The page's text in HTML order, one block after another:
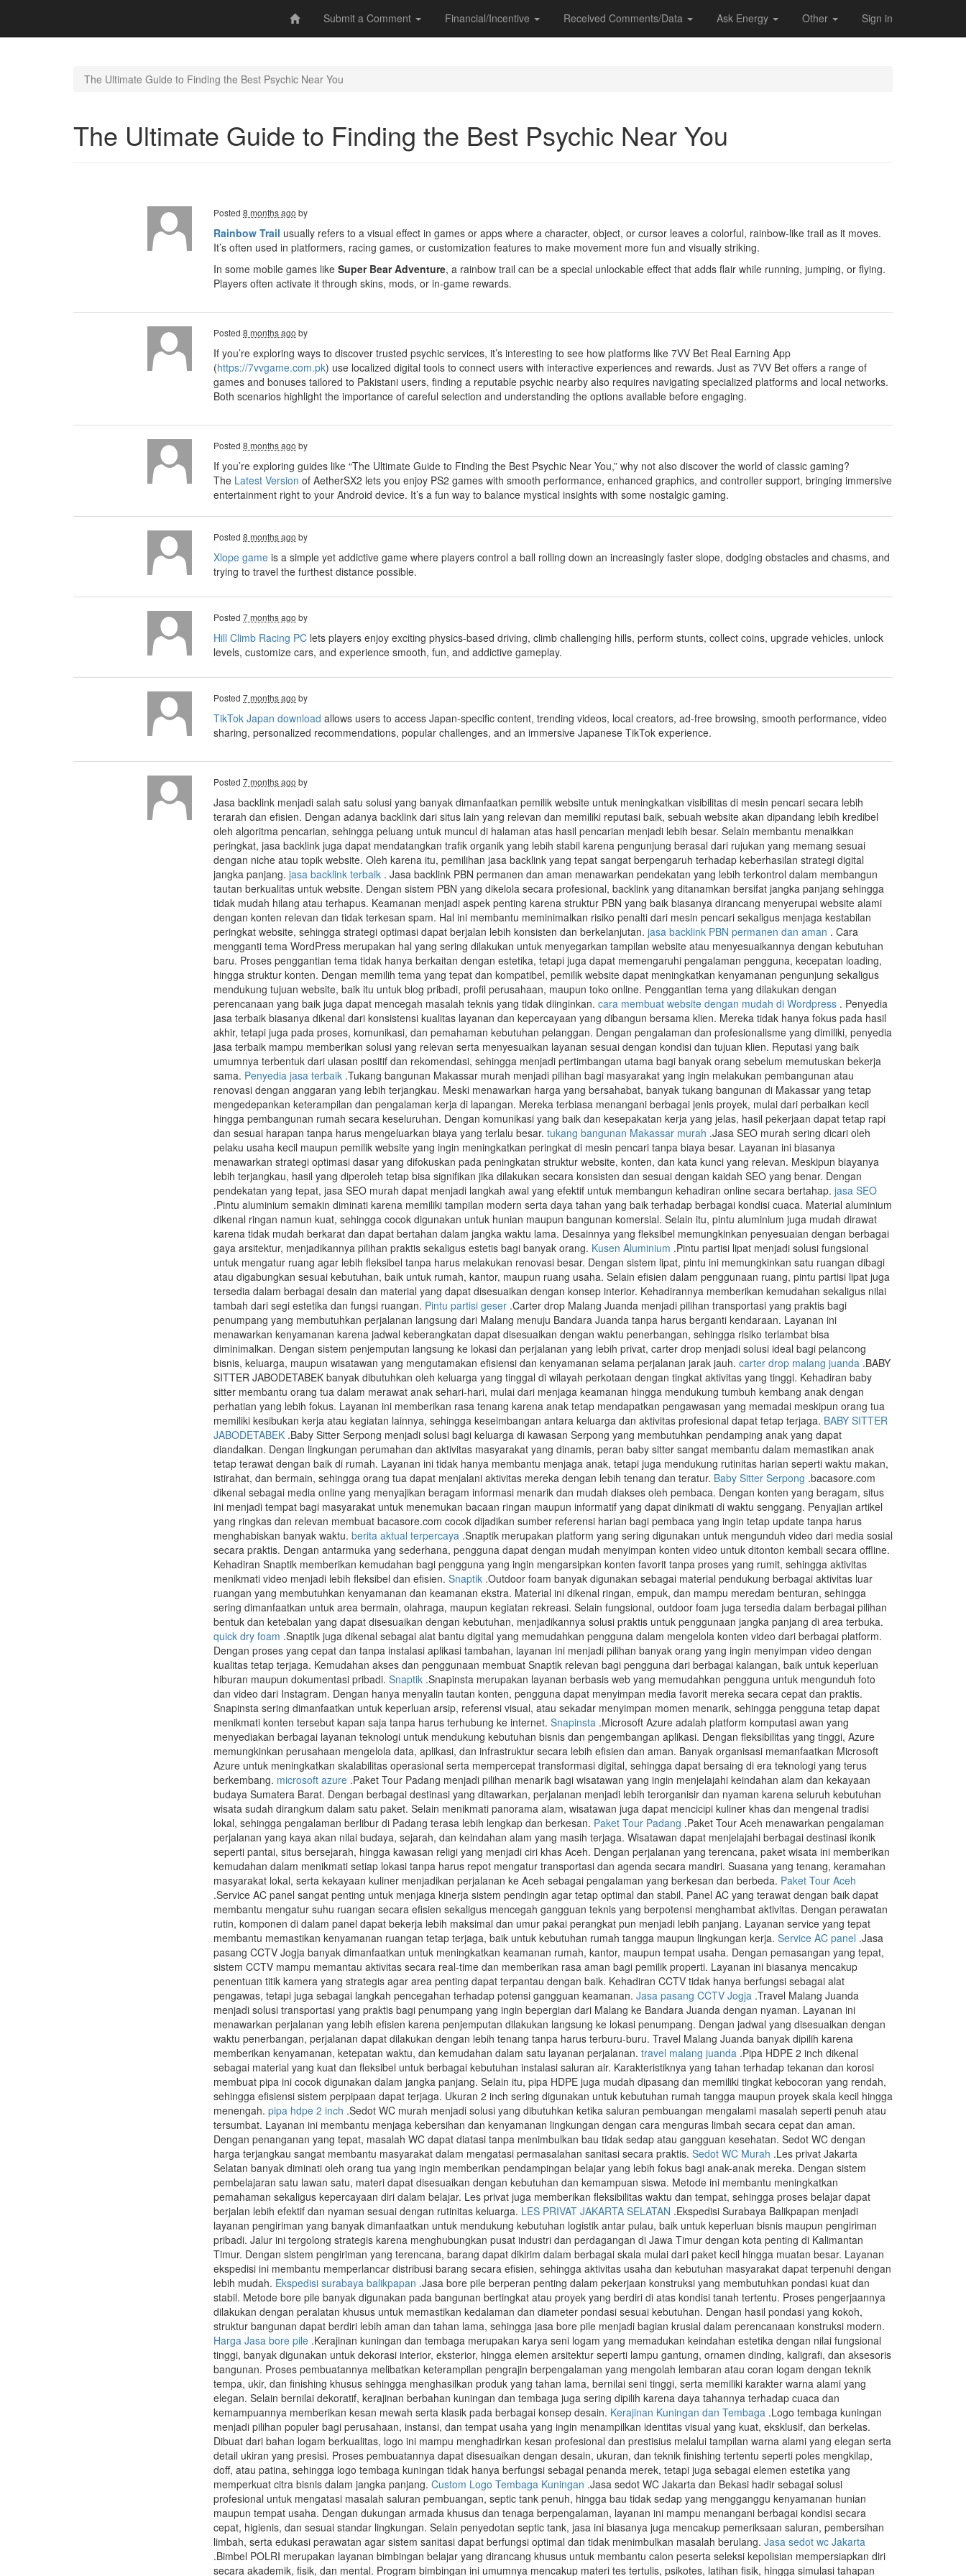
Submit a Comment Financial/Incentive Received Comments/Data Ask Energy Other Sign in
The Ultimate Guide to Finding the Best Psychic Near You
The Ultimate Guide to Finding the Best Psychic Near You
Posted 8 months ago by
Rainbow Trail usually refers to a visual effect in games or apps where a character, object, or cursor leaves a colorful, rainbow-like trail as it moves.
It’s often used in platformers, racing games, or customization features to make movement more fun and visually striking.
In some mobile games like Super Bear Adventure, a rainbow trail can be a special unlockable effect that adds flair while running, jumping, or flying.
Players often activate it through skins, mods, or in-game rewards.
Posted 8 months ago by
If you’re exploring ways to discover trusted psychic services, it’s interesting to see how platforms like 7VV Bet Real Earning App
(https://7vvgame.com.pk) use localized digital tools to connect users with interactive experiences and rewards. Just as 7VV Bet offers a range of
games and bonuses tailored to Pakistani users, finding a reputable psychic nearby also requires navigating specialized platforms and local networks.
Both scenarios highlight the importance of careful selection and understanding the options available before engaging.
Posted 8 months ago by
If you’re exploring guides like “The Ultimate Guide to Finding the Best Psychic Near You,” why not also discover the world of classic gaming?
The Latest Version of AetherSX2 lets you enjoy PS2 games with smooth performance, enhanced graphics, and controller support, bringing immersive
entertainment right to your Android device. It’s a fun way to balance mystical insights with some nostalgic gaming.
Posted 8 months ago by
Xlope game is a simple yet addictive game where players control a ball rolling down an increasingly faster slope, dodging obstacles and chasms, and
trying to travel the furthest distance possible.
Posted 7 months ago by
Hill Climb Racing PC lets players enjoy exciting physics-based driving, climb challenging hills, perform stunts, collect coins, upgrade vehicles, unlock
levels, customize cars, and experience smooth, fun, and addictive gameplay.
Posted 7 months ago by
TikTok Japan download allows users to access Japan-specific content, trending videos, local creators, ad-free browsing, smooth performance, video
sharing, personalized recommendations, popular challenges, and an immersive Japanese TikTok experience.
Posted 7 months ago by
Jasa backlink menjadi salah satu solusi yang banyak dimanfaatkan pemilik website untuk meningkatkan visibilitas di mesin pencari secara lebih
terarah dan efisien. Dengan adanya backlink dari situs lain yang relevan dan memiliki reputasi baik, sebuah website akan dipandang lebih kredibel
oleh algoritma pencarian, sehingga peluang untuk muncul di halaman atas hasil pencarian menjadi lebih besar. Selain membantu menaikkan
peringkat, jasa backlink juga dapat mendatangkan trafik organik yang lebih stabil karena pengunjung berasal dari rujukan yang memang sesuai
dengan niche atau topik website. Oleh karena itu, pemilihan jasa backlink yang tepat sangat berpengaruh terhadap keberhasilan strategi digital
jangka panjang. jasa backlink terbaik . Jasa backlink PBN permanen dan aman menawarkan pendekatan yang lebih terkontrol dalam membangun
tautan berkualitas untuk website. Dengan sistem PBN yang dikelola secara profesional, backlink yang ditanamkan bersifat jangka panjang sehingga
tidak mudah hilang atau terhapus. Keamanan menjadi aspek penting karena struktur PBN yang baik biasanya dirancang menyerupai website alami
dengan konten relevan dan tidak terkesan spam. Hal ini membantu meminimalkan risiko penalti dari mesin pencari sekaligus menjaga kestabilan
peringkat website, sehingga strategi optimasi dapat berjalan lebih konsisten dan berkelanjutan. jasa backlink PBN permanen dan aman . Cara
mengganti tema WordPress merupakan hal yang sering dilakukan untuk menyegarkan tampilan website atau menyesuaikannya dengan kebutuhan
baru. Proses penggantian tema tidak hanya berkaitan dengan estetika, tetapi juga dapat memengaruhi pengalaman pengguna, kecepatan loading,
hingga struktur konten. Dengan memilih tema yang tepat dan kompatibel, pemilik website dapat meningkatkan kenyamanan pengunjung sekaligus
mendukung tujuan website, baik itu untuk blog pribadi, profil perusahaan, maupun toko online. Penggantian tema yang dilakukan dengan
perencanaan yang baik juga dapat mencegah masalah teknis yang tidak diinginkan. cara membuat website dengan mudah di Wordpress . Penyedia
jasa terbaik biasanya dikenal dari konsistensi kualitas layanan dan kepercayaan yang dibangun bersama klien. Mereka tidak hanya fokus pada hasil
akhir, tetapi juga pada proses, komunikasi, dan pemahaman kebutuhan pelanggan. Dengan pengalaman dan profesionalisme yang dimiliki, penyedia
jasa terbaik mampu memberikan solusi yang relevan serta menyesuaikan layanan sesuai dengan kondisi dan tujuan klien. Reputasi yang baik
umumnya terbentuk dari ulasan positif dan rekomendasi, sehingga menjadi pertimbangan utama bagi banyak orang sebelum memutuskan bekerja
sama. Penyedia jasa terbaik .Tukang bangunan Makassar murah menjadi pilihan bagi masyarakat yang ingin melakukan pembangunan atau
renovasi dengan anggaran yang lebih terjangkau. Meski menawarkan harga yang bersahabat, banyak tukang bangunan di Makassar yang tetap
mengedepankan keterampilan dan pengalaman kerja di lapangan. Mereka terbiasa menangani berbagai jenis proyek, mulai dari perbaikan kecil
hingga pembangunan rumah secara keseluruhan. Dengan komunikasi yang baik dan kesepakatan kerja yang jelas, hasil pekerjaan dapat tetap rapi
dan sesuai harapan tanpa harus mengeluarkan biaya yang terlalu besar. tukang bangunan Makassar murah .Jasa SEO murah sering dicari oleh
pelaku usaha kecil maupun pemilik website yang ingin meningkatkan peringkat di mesin pencari tanpa biaya besar. Layanan ini biasanya
menawarkan strategi optimasi dasar yang difokuskan pada peningkatan struktur website, konten, dan kata kunci yang relevan. Meskipun biayanya
lebih terjangkau, hasil yang diperoleh tetap bisa signifikan jika dilakukan secara konsisten dan sesuai dengan kaidah SEO yang benar. Dengan
pendekatan yang tepat, jasa SEO murah dapat menjadi langkah awal yang efektif untuk membangun kehadiran online secara bertahap. jasa SEO
.Pintu aluminium semakin diminati karena memiliki tampilan modern serta daya tahan yang baik terhadap berbagai kondisi cuaca. Material aluminium
dikenal ringan namun kuat, sehingga cocok digunakan untuk hunian maupun bangunan komersial. Selain itu, pintu aluminium juga mudah dirawat
karena tidak mudah berkarat dan dapat bertahan dalam jangka waktu lama. Desainnya yang fleksibel memungkinkan penyesuaian dengan berbagai
gaya arsitektur, menjadikannya pilihan praktis sekaligus estetis bagi banyak orang. Kusen Aluminium .Pintu partisi lipat menjadi solusi fungsional
untuk mengatur ruang agar lebih fleksibel tanpa harus melakukan renovasi besar. Dengan sistem lipat, pintu ini memungkinkan satu ruangan dibagi
atau digabungkan sesuai kebutuhan, baik untuk rumah, kantor, maupun ruang usaha. Selain efisien dalam penggunaan ruang, pintu partisi lipat juga
tersedia dalam berbagai desain dan material yang dapat disesuaikan dengan konsep interior. Kehadirannya memberikan kemudahan sekaligus nilai
tambah dari segi estetika dan fungsi ruangan. Pintu partisi geser .Carter drop Malang Juanda menjadi pilihan transportasi yang praktis bagi
penumpang yang membutuhkan perjalanan langsung dari Malang menuju Bandara Juanda tanpa harus berganti kendaraan. Layanan ini
menawarkan kenyamanan karena jadwal keberangkatan dapat disesuaikan dengan waktu penerbangan, sehingga risiko terlambat bisa
diminimalkan. Dengan sistem penjemputan langsung ke lokasi dan perjalanan yang lebih privat, carter drop menjadi solusi ideal bagi pelancong
bisnis, keluarga, maupun wisatawan yang mengutamakan efisiensi dan kenyamanan selama perjalanan jarak jauh. carter drop malang juanda .BABY
SITTER JABODETABEK banyak dibutuhkan oleh keluarga yang tinggal di wilayah perkotaan dengan tingkat aktivitas yang tinggi. Kehadiran baby
sitter membantu orang tua dalam merawat anak sehari-hari, mulai dari menjaga keamanan hingga mendukung tumbuh kembang anak dengan
perhatian yang lebih fokus. Layanan ini memberikan rasa tenang karena anak tetap mendapatkan pengawasan yang memadai meskipun orang tua
memiliki kesibukan kerja atau kegiatan lainnya, sehingga keseimbangan antara keluarga dan aktivitas profesional dapat tetap terjaga. BABY SITTER
JABODETABEK .Baby Sitter Serpong menjadi solusi bagi keluarga di kawasan Serpong yang membutuhkan pendamping anak yang dapat
diandalkan. Dengan lingkungan perumahan dan aktivitas masyarakat yang dinamis, peran baby sitter sangat membantu dalam memastikan anak
tetap terawat dengan baik di rumah. Layanan ini tidak hanya membantu menjaga anak, tetapi juga mendukung rutinitas harian seperti waktu makan,
istirahat, dan bermain, sehingga orang tua dapat menjalani aktivitas mereka dengan lebih tenang dan teratur. Baby Sitter Serpong .bacasore.com
dikenal sebagai media online yang menyajikan beragam informasi menarik dan mudah diakses oleh pembaca. Dengan konten yang beragam, situs
ini menjadi tempat bagi masyarakat untuk menemukan bacaan ringan maupun informatif yang dapat dinikmati di waktu senggang. Penyajian artikel
yang ringkas dan relevan membuat bacasore.com cocok dijadikan sumber referensi harian bagi pembaca yang ingin tetap update tanpa harus
menghabiskan banyak waktu. berita aktual terpercaya .Snaptik merupakan platform yang sering digunakan untuk mengunduh video dari media sosial
secara praktis. Dengan antarmuka yang sederhana, pengguna dapat dengan mudah menyimpan konten video untuk ditonton kembali secara offline.
Kehadiran Snaptik memberikan kemudahan bagi pengguna yang ingin mengarsipkan konten favorit tanpa proses yang rumit, sehingga aktivitas
menikmati video menjadi lebih fleksibel dan efisien. Snaptik .Outdoor foam banyak digunakan sebagai material pendukung berbagai aktivitas luar
ruangan yang membutuhkan kenyamanan dan keamanan ekstra. Material ini dikenal ringan, empuk, dan mampu meredam benturan, sehingga
sering dimanfaatkan untuk area bermain, olahraga, maupun kegiatan rekreasi. Selain fungsional, outdoor foam juga tersedia dalam berbagai pilihan
bentuk dan ketebalan yang dapat disesuaikan dengan kebutuhan, menjadikannya solusi praktis untuk penggunaan jangka panjang di area terbuka.
quick dry foam .Snaptik juga dikenal sebagai alat bantu digital yang memudahkan pengguna dalam mengelola konten video dari berbagai platform.
Dengan proses yang cepat dan tanpa instalasi aplikasi tambahan, layanan ini menjadi pilihan banyak orang yang ingin menyimpan video dengan
kualitas tetap terjaga. Kemudahan akses dan penggunaan membuat Snaptik relevan bagi pengguna dari berbagai kalangan, baik untuk keperluan
hiburan maupun dokumentasi pribadi. Snaptik .Snapinsta merupakan layanan berbasis web yang memudahkan pengguna untuk mengunduh foto
dan video dari Instagram. Dengan hanya menyalin tautan konten, pengguna dapat menyimpan media favorit mereka secara cepat dan praktis.
Snapinsta sering dimanfaatkan untuk keperluan arsip, referensi visual, atau sekadar menyimpan momen menarik, sehingga pengguna tetap dapat
menikmati konten tersebut kapan saja tanpa harus terhubung ke internet. Snapinsta .Microsoft Azure adalah platform komputasi awan yang
menyediakan berbagai layanan teknologi untuk mendukung kebutuhan bisnis dan pengembangan aplikasi. Dengan fleksibilitas yang tinggi, Azure
memungkinkan perusahaan mengelola data, aplikasi, dan infrastruktur secara lebih efisien dan aman. Banyak organisasi memanfaatkan Microsoft
Azure untuk meningkatkan skalabilitas operasional serta mempercepat transformasi digital, sehingga dapat bersaing di era teknologi yang terus
berkembang. microsoft azure .Paket Tour Padang menjadi pilihan menarik bagi wisatawan yang ingin menjelajahi keindahan alam dan kekayaan
budaya Sumatera Barat. Dengan berbagai destinasi yang ditawarkan, perjalanan menjadi lebih terorganisir dan nyaman karena seluruh kebutuhan
wisata sudah dirangkum dalam satu paket. Selain menikmati panorama alam, wisatawan juga dapat mencicipi kuliner khas dan mengenal tradisi
lokal, sehingga pengalaman berlibur di Padang terasa lebih lengkap dan berkesan. Paket Tour Padang .Paket Tour Aceh menawarkan pengalaman
perjalanan yang kaya akan nilai budaya, sejarah, dan keindahan alam yang masih terjaga. Wisatawan dapat menjelajahi berbagai destinasi ikonik
seperti pantai, situs bersejarah, hingga kawasan religi yang menjadi ciri khas Aceh. Dengan perjalanan yang terencana, paket wisata ini memberikan
kemudahan dalam menikmati setiap lokasi tanpa harus repot mengatur transportasi dan agenda secara mandiri. Suasana yang tenang, keramahan
masyarakat lokal, serta kekayaan kuliner menjadikan perjalanan ke Aceh sebagai pengalaman yang berkesan dan berbeda. Paket Tour Aceh
.Service AC panel sangat penting untuk menjaga kinerja sistem pendingin agar tetap optimal dan stabil. Panel AC yang terawat dengan baik dapat
membantu mengatur suhu ruangan secara efisien sekaligus mencegah gangguan teknis yang berpotensi menghambat aktivitas. Dengan perawatan
rutin, komponen di dalam panel dapat bekerja lebih maksimal dan umur pakai perangkat pun menjadi lebih panjang. Layanan service yang tepat
membantu memastikan kenyamanan ruangan tetap terjaga, baik untuk kebutuhan rumah tangga maupun lingkungan kerja. Service AC panel .Jasa
pasang CCTV Jogja banyak dimanfaatkan untuk meningkatkan keamanan rumah, kantor, maupun tempat usaha. Dengan pemasangan yang tepat,
sistem CCTV mampu memantau aktivitas secara real-time dan memberikan rasa aman bagi pemilik properti. Layanan ini biasanya mencakup
penentuan titik kamera yang strategis agar area penting dapat terpantau dengan baik. Kehadiran CCTV tidak hanya berfungsi sebagai alat
pengawas, tetapi juga sebagai langkah pencegahan terhadap potensi gangguan keamanan. Jasa pasang CCTV Jogja .Travel Malang Juanda
menjadi solusi transportasi yang praktis bagi penumpang yang ingin bepergian dari Malang ke Bandara Juanda dengan nyaman. Layanan ini
menawarkan perjalanan yang lebih efisien karena penjemputan dilakukan langsung ke lokasi penumpang. Dengan jadwal yang disesuaikan dengan
waktu penerbangan, perjalanan dapat dilakukan dengan lebih tenang tanpa harus terburu-buru. Travel Malang Juanda banyak dipilih karena
memberikan kenyamanan, ketepatan waktu, dan kemudahan dalam satu layanan perjalanan. travel malang juanda .Pipa HDPE 2 inch dikenal
sebagai material yang kuat dan fleksibel untuk berbagai kebutuhan instalasi saluran air. Karakteristiknya yang tahan terhadap tekanan dan korosi
membuat pipa ini cocok digunakan dalam jangka panjang. Selain itu, pipa HDPE juga mudah dipasang dan memiliki tingkat kebocoran yang rendah,
sehingga efisiensi sistem perpipaan dapat terjaga. Ukuran 2 inch sering digunakan untuk kebutuhan rumah tangga maupun proyek skala kecil hingga
menengah. pipa hdpe 2 inch .Sedot WC murah menjadi solusi yang dibutuhkan ketika saluran pembuangan mengalami masalah seperti penuh atau
tersumbat. Layanan ini membantu menjaga kebersihan dan kenyamanan lingkungan dengan cara menguras limbah secara cepat dan aman.
Dengan penanganan yang tepat, masalah WC dapat diatasi tanpa menimbulkan bau tidak sedap atau gangguan kesehatan. Sedot WC dengan
harga terjangkau sangat membantu masyarakat dalam mengatasi permasalahan sanitasi secara praktis. Sedot WC Murah .Les privat Jakarta
Selatan banyak diminati oleh orang tua yang ingin memberikan pendampingan belajar yang lebih fokus bagi anak-anak mereka. Dengan sistem
pembelajaran satu lawan satu, materi dapat disesuaikan dengan kebutuhan dan kemampuan siswa. Metode ini membantu meningkatkan
pemahaman sekaligus kepercayaan diri dalam belajar. Les privat juga memberikan fleksibilitas waktu dan tempat, sehingga proses belajar dapat
berjalan lebih efektif dan nyaman sesuai dengan rutinitas keluarga. LES PRIVAT JAKARTA SELATAN .Ekspedisi Surabaya Balikpapan menjadi
layanan pengiriman yang banyak dimanfaatkan untuk mendukung kebutuhan logistik antar pulau, baik untuk keperluan bisnis maupun pengiriman
pribadi. Jalur ini tergolong strategis karena menghubungkan pusat industri dan perdagangan di Jawa Timur dengan kota penting di Kalimantan
Timur. Dengan sistem pengiriman yang terencana, barang dapat dikirim dalam berbagai skala mulai dari paket kecil hingga muatan besar. Layanan
ekspedisi ini membantu memperlancar distribusi barang secara efisien, sehingga aktivitas usaha dan kebutuhan masyarakat dapat terpenuhi dengan
lebih mudah. Ekspedisi surabaya balikpapan .Jasa bore pile berperan penting dalam pekerjaan konstruksi yang membutuhkan pondasi kuat dan
stabil. Metode bore pile banyak digunakan pada bangunan bertingkat atau proyek yang berdiri di atas kondisi tanah tertentu. Proses pengerjaannya
dilakukan dengan peralatan khusus untuk memastikan kedalaman dan diameter pondasi sesuai kebutuhan. Dengan hasil pondasi yang kokoh,
struktur bangunan dapat berdiri lebih aman dan tahan lama, sehingga jasa bore pile menjadi bagian krusial dalam perencanaan konstruksi modern.
Harga Jasa bore pile .Kerajinan kuningan dan tembaga merupakan karya seni logam yang memadukan keindahan estetika dengan nilai fungsional
tinggi, banyak digunakan untuk dekorasi interior, eksterior, hingga elemen arsitektur seperti lampu gantung, ornamen dinding, kaligrafi, dan aksesoris
bangunan. Proses pembuatannya melibatkan keterampilan pengrajin berpengalaman yang mengolah lembaran atau coran logam dengan teknik
tempa, ukir, dan finishing khusus sehingga menghasilkan produk yang tahan lama, bernilai seni tinggi, serta memiliki karakter warna alami yang
elegan. Selain bernilai dekoratif, kerajinan berbahan kuningan dan tembaga juga sering dipilih karena daya tahannya terhadap cuaca dan
kemampuannya memberikan kesan mewah serta klasik pada berbagai konsep desain. Kerajinan Kuningan dan Tembaga .Logo tembaga kuningan
menjadi pilihan populer bagi perusahaan, instansi, dan tempat usaha yang ingin menampilkan identitas visual yang kuat, eksklusif, dan berkelas.
Dibuat dari bahan logam berkualitas, logo ini mampu menghadirkan kesan profesional dan prestisius melalui tampilan warna alami yang elegan serta
detail ukiran yang presisi. Proses pembuatannya dapat disesuaikan dengan desain, ukuran, dan teknik finishing tertentu seperti poles mengkilap,
doff, atau patina, sehingga logo tembaga kuningan tidak hanya berfungsi sebagai penanda merek, tetapi juga sebagai elemen estetika yang
memperkuat citra bisnis dalam jangka panjang. Custom Logo Tembaga Kuningan .Jasa sedot WC Jakarta dan Bekasi hadir sebagai solusi
profesional untuk mengatasi masalah saluran pembuangan, septic tank penuh, hingga bau tidak sedap yang mengganggu kenyamanan hunian
maupun tempat usaha. Dengan dukungan armada khusus dan tenaga berpengalaman, layanan ini mampu menangani berbagai kondisi secara
cepat, higienis, dan sesuai standar lingkungan. Selain penyedotan septic tank, jasa ini biasanya juga mencakup pemeriksaan saluran, pembersihan
limbah, serta edukasi perawatan agar sistem sanitasi dapat berfungsi optimal dan tidak menimbulkan masalah berulang. Jasa sedot wc Jakarta
.Bimbel POLRI merupakan layanan bimbingan belajar yang dirancang khusus untuk membantu calon peserta seleksi kepolisian mempersiapkan diri
secara akademik, fisik, dan mental. Program bimbingan ini umumnya mencakup materi tes tertulis, psikotes, latihan fisik, hingga simulasi tahapan